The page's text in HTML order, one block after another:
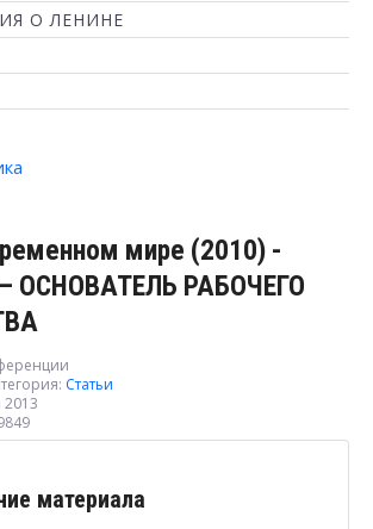
О ЛЕНИНЕ
мире (2010) -
ОСНОВАТЕЛЬ РАБОЧЕГО
Статьи
материала